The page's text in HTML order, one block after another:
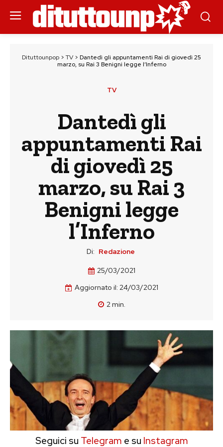
Dituttounpop > TV > Dantedì gli appuntamenti Rai di giovedì 25
marzo, su Rai 3 Benigni legge l’Inferno
TV
Dantedì gli
appuntamenti Rai
di giovedì 25
marzo, su Rai 3
Benigni legge
l’Inferno
Di: Redazione
25/03/2021
Aggiornato il: 24/03/2021
2min.
Seguici su Telegram e su Instagram